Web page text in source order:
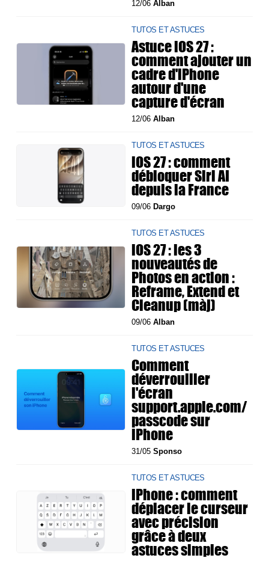
12/06Alban
TUTOS ET ASTUCES
Astuce iOS 27 :
comment ajouter un
cadre d'iPhone
autour d'une
capture d'écran
12/06Alban
TUTOS ET ASTUCES
iOS 27 : comment
débloquer Siri AI
depuis la France
09/06Dargo
TUTOS ET ASTUCES
iOS 27 : les 3
nouveautés de
Photos en action :
Reframe, Extend et
Cleanup (màj)
09/06Alban
TUTOS ET ASTUCES
Comment
déverrouiller
l'écran
support.apple.com/
passcode sur
iPhone
31/05Sponso
TUTOS ET ASTUCES
iPhone : comment
déplacer le curseur
avec précision
grâce à deux
astuces simples